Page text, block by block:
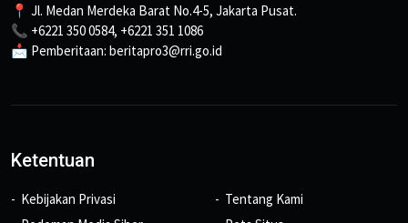
📍 Jl. Medan Merdeka Barat No.4-5, Jakarta Pusat.
📞 +6221 350 0584, +6221 351 1086
📩 Pemberitaan: beritapro3@rri.go.id
Ketentuan
Kebijakan Privasi
Tentang Kami